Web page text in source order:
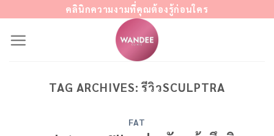
content
คลินิกความงามที่คุณต้องรู้ก่อนใคร
TAG ARCHIVES:รีวิวSCULPTRA
FAT